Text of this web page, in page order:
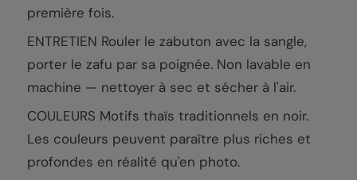
première fois.
ENTRETIEN Rouler le zabuton avec la sangle,
porter le zafu par sa poignée. Non lavable en
machine — nettoyer à sec et sécher à l'air.
COULEURS Motifs thaïs traditionnels en noir.
Les couleurs peuvent paraître plus riches et
profondes en réalité qu'en photo.